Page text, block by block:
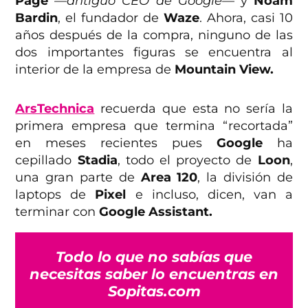
Bardin, el fundador de Waze. Ahora, casi 10
años después de la compra, ninguno de las
dos importantes figuras se encuentra al
interior de la empresa de Mountain View.
ArsTechnica recuerda que esta no sería la
primera empresa que termina “recortada”
en meses recientes pues Google ha
cepillado Stadia, todo el proyecto de Loon,
una gran parte de Area 120, la división de
laptops de Pixel e incluso, dicen, van a
terminar conGoogle Assistant.
Todo lo que no sabías que
necesitas saber lo encuentras en
Sopitas.com